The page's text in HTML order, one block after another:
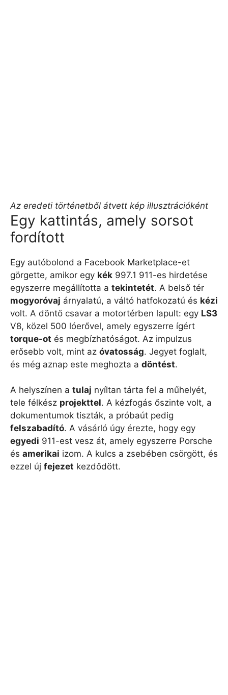
Az eredeti történetből átvett kép illusztrációként
Egy kattintás, amely sorsot
fordított
Egy autóbolond a Facebook Marketplace-et
görgette, amikor egy kék 997.1 911-es hirdetése
egyszerre megállította a tekintetét. A belső tér
mogyoróvaj árnyalatú, a váltó hatfokozatú és kézi
volt. A döntő csavar a motortérben lapult: egy LS3
V8, közel 500 lóerővel, amely egyszerre ígért
torque-ot és megbízhatóságot. Az impulzus
erősebb volt, mint az óvatosság. Jegyet foglalt,
és még aznap este meghozta a döntést.
A helyszínen a tulaj nyíltan tárta fel a műhelyét,
tele félkész projekttel. A kézfogás őszinte volt, a
dokumentumok tiszták, a próbaút pedig
felszabadító. A vásárló úgy érezte, hogy egy
egyedi 911-est vesz át, amely egyszerre Porsche
és amerikai izom. A kulcs a zsebében csörgött, és
ezzel új fejezet kezdődött.